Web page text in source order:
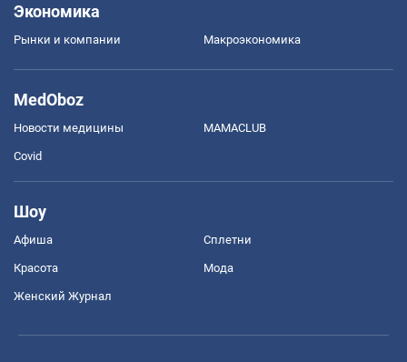
Экономика
Рынки и компании Mакроэкономика
MedOboz
Новости медицины MAMACLUB
Covid
Шоу
Афиша Сплетни
Красота Мода
Женский Журнал